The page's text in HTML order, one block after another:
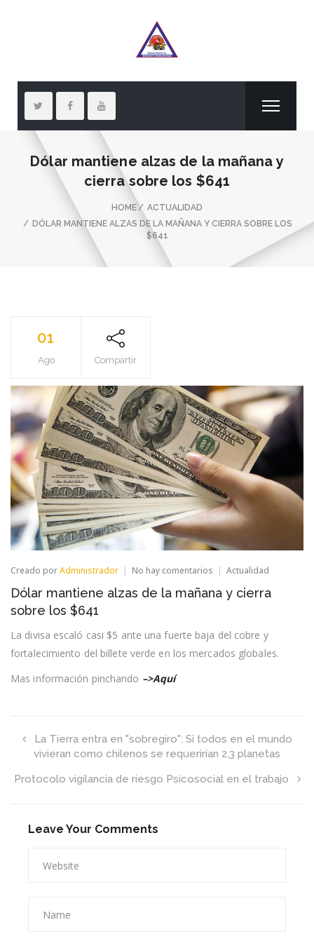
Dólar mantiene alzas de la mañana y
cierra sobre los $641
HOME
ACTUALIDAD
DÓLAR MANTIENE ALZAS DE LA MAÑANA Y CIERRA SOBRE LOS
$641
01
Ago Compartir
Creado porAdministrador No hay comentarios en
mantiene
mañana
y
Actualidad
Dólar mantiene alzas de la mañana y cierra
sobre los $641
La divisa escaló casi $5 ante una fuerte baja del cobre y
fortalecimiento del billete verde en los mercados globales.
Mas información pinchando –>Aquí
La Tierra entra en "sobregiro": Si todos en el mundo
vivieran como chilenos se requerirían 2,3 planetas
Protocolo vigilancia de riesgo Psicosocial en el trabajo
Leave Your Comments